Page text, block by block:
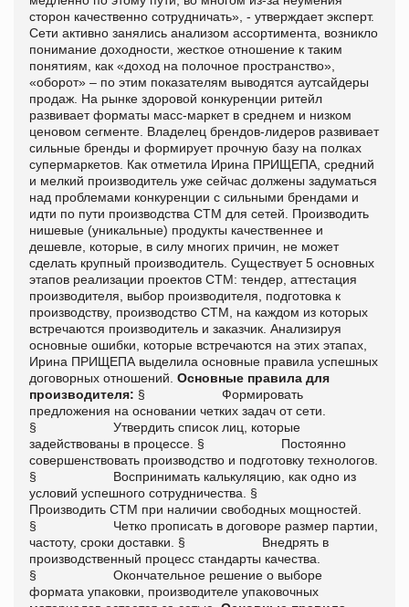
сторон качественно сотрудничать», - утверждает эксперт.
Сети активно занялись анализом ассортимента, возникло
понимание доходности, жесткое отношение к таким
понятиям, как «доход на полочное пространство»,
«оборот» – по этим показателям выводятся аутсайдеры
продаж. На рынке здоровой конкуренции ритейл
развивает форматы масс-маркет в среднем и низком
ценовом сегменте. Владелец брендов-лидеров развивает
сильные бренды и формирует прочную базу на полках
супермаркетов. Как отметила Ирина ПРИЩЕПА, средний
и мелкий производитель уже сейчас должены задуматься
над проблемами конкуренции с сильными брендами и
идти по пути производства СТМ для сетей. Производить
нишевые (уникальные) продукты качественнее и
дешевле, которые, в силу многих причин, не может
сделать крупный производитель. Существует 5 основных
этапов реализации проектов СТМ: тендер, аттестация
производителя, выбор производителя, подготовка к
производству, производство СТМ, на каждом из которых
встречаются производитель и заказчик. Анализируя
основные ошибки, которые встречаются на этих этапах,
Ирина ПРИЩЕПА выделила основные правила успешных
договорных отношений. Основные правила для
производителя: § Формировать
предложения на основании четких задач от сети.
§ Утвердить список лиц, которые
задействованы в процессе. § Постоянно
совершенствовать производство и подготовку технологов.
§ Воспринимать калькуляцию, как одно из
условий успешного сотрудничества. §
Производить СТМ при наличии свободных мощностей.
§ Четко прописать в договоре размер партии,
частоту, сроки доставки. § Внедрять в
производственный процесс стандарты качества.
§ Окончательное решение о выборе
формата упаковки, производителе упаковочных